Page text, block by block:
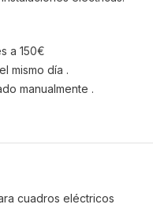
a 150€
mismo día .
manualmente .
cuadros eléctricos